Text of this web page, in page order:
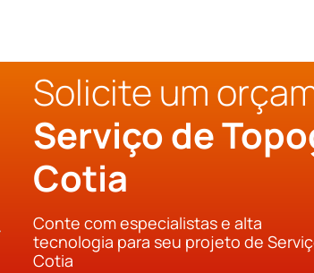
Solicite um
Serviço de
Cotia
Conte com especialistas e alta
tecnologia para seu projeto de
Cotia